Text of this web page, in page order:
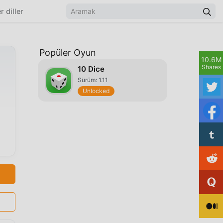
diller
Popüler Oyun
10 Dice
Sürüm: 1.11
Unlocked
10.6M
Shares